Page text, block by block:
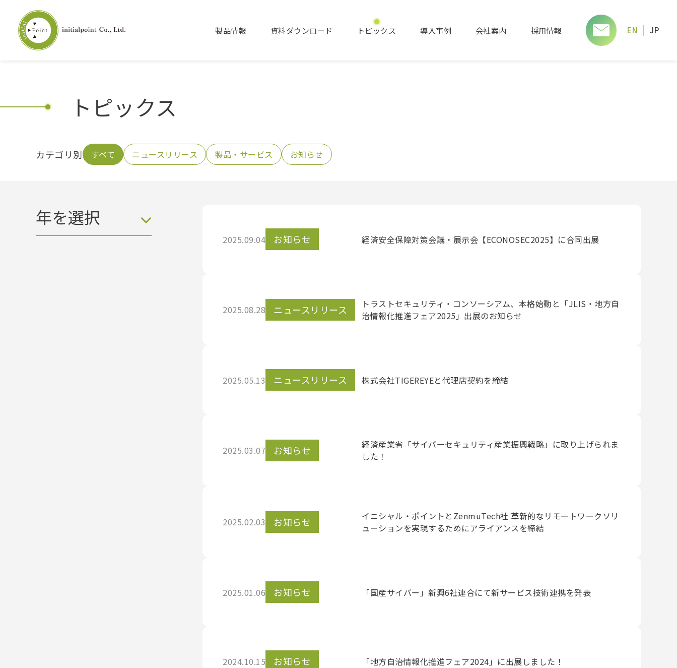
製品情報 資料ダウンロード トピックス 導入事例 会社案内 採用情報 EN JP
トピックス
カテゴリ別 すべて ニュースリリース 製品・サービス お知らせ
2025.09.04 お知らせ 経済安全保障対策会議・展示会【ECONOSEC2025】に合同出展
2025.08.28 ニュースリリース
トラストセキュリティ・コンソーシアム、本格始動と「JLIS・地方自
治情報化推進フェア2025」出展のお知らせ
2025.05.13 ニュースリリース 株式会社TIGEREYEと代理店契約を締結
2025.03.07 お知らせ
経済産業省「サイバーセキュリティ産業振興戦略」に取り上げられま
した！
2025.02.03 お知らせ
イニシャル・ポイントとZenmuTech社 革新的なリモートワークソリ
ューションを実現するためにアライアンスを締結
2025.01.06 お知らせ 「国産サイバー」新興6社連合にて新サービス技術連携を発表
2024.10.15 お知らせ 「地方自治情報化推進フェア2024」に出展しました！